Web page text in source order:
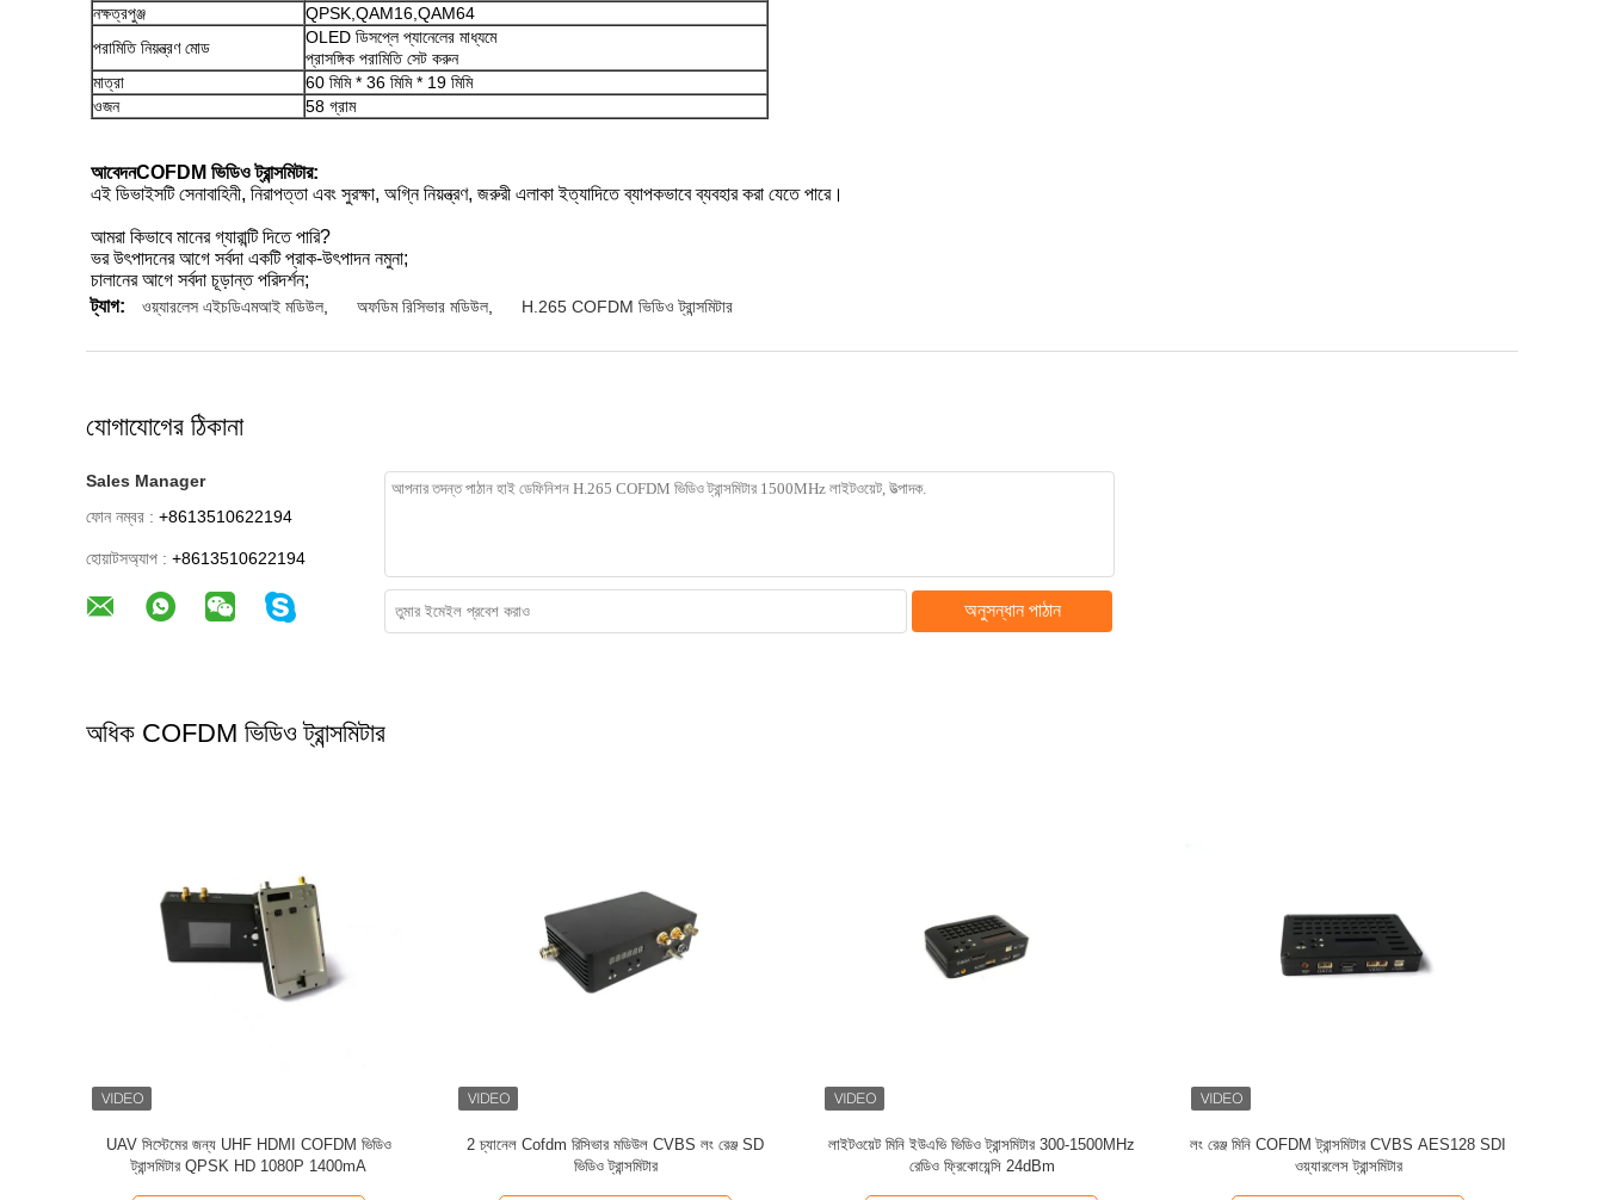
নক্ষত্রপুঞ্জ
QPSK,QAM16,QAM64
পরামিতি নিয়ন্ত্রণ মোড
OLED ডিসপ্লে প্যানেলের মাধ্যমে
প্রাসঙ্গিক পরামিতি সেট করুন
মাত্রা
60 মিমি * 36 মিমি * 19 মিমি
ওজন
58 গ্রাম
আবেদনCOFDM ভিডিও ট্রান্সমিটার:
এই ডিভাইসটি সেনাবাহিনী, নিরাপত্তা এবং সুরক্ষা, অগ্নি নিয়ন্ত্রণ, জরুরী এলাকা ইত্যাদিতে ব্যাপকভাবে ব্যবহার করা যেতে পারে।
আমরা কিভাবে মানের গ্যারান্টি দিতে পারি?
ভর উৎপাদনের আগে সর্বদা একটি প্রাক-উৎপাদন নমুনা;
চালানের আগে সর্বদা চূড়ান্ত পরিদর্শন;
ট্যাগ:
ওয়্যারলেস এইচডিএমআই মডিউল অফডিম রিসিভার মডিউল H.265 COFDM ভিডিও ট্রান্সমিটার
যোগাযোগের ঠিকানা
Sales Manager
ফোন নম্বর : +8613510622194
হোয়াটসঅ্যাপ : +8613510622194
অনুসন্ধান পাঠান
অধিক COFDM ভিডিও ট্রান্সমিটার
মোবাইল ওয়্যারলেস অডিও ভিডিও ট্রান্সমিটার / মিনি ইউএইচএফ
ট্রান্সমিটার বহন সহজ
HEVC COFDM ভিডিও ট্রান্সমিটার ম্যাপিং ড্রোন H.265
4K SDI
UAV সিস্টেমের জন্য UHF ব্যান্ড COFDM ভিডিও ট্রান্সমিটার
HD 1080P HDMI 4MHz
QPSK UHF COFDM ভিডিও ট্রান্সমিটার হালকা ওজন HD
1080P HDMI 2K